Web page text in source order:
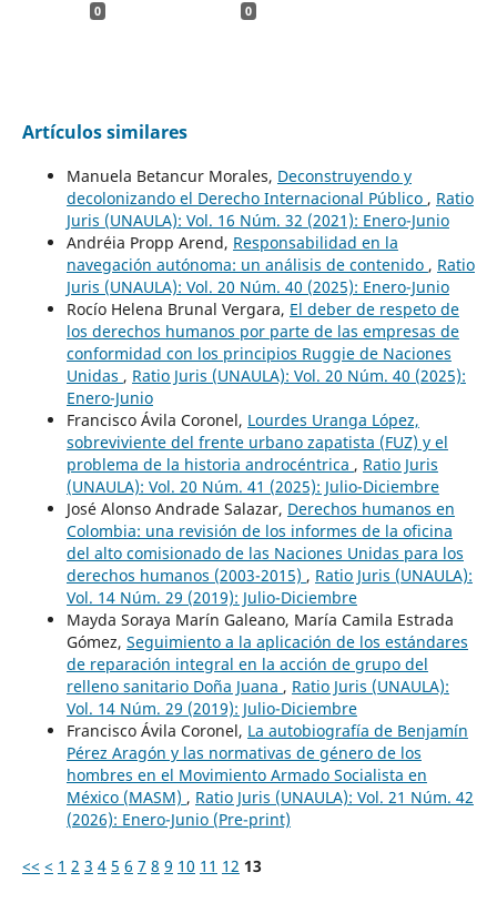
0 0
Artículos similares
Manuela Betancur Morales, Deconstruyendo y
decolonizando el Derecho Internacional Público , Ratio
Juris (UNAULA): Vol. 16 Núm. 32 (2021): Enero-Junio
Andréia Propp Arend, Responsabilidad en la
navegación autónoma: un análisis de contenido , Ratio
Juris (UNAULA): Vol. 20 Núm. 40 (2025): Enero-Junio
Rocío Helena Brunal Vergara, El deber de respeto de
los derechos humanos por parte de las empresas de
conformidad con los principios Ruggie de Naciones
Unidas , Ratio Juris (UNAULA): Vol. 20 Núm. 40 (2025):
Enero-Junio
Francisco Ávila Coronel, Lourdes Uranga López,
sobreviviente del frente urbano zapatista (FUZ) y el
problema de la historia androcéntrica , Ratio Juris
(UNAULA): Vol. 20 Núm. 41 (2025): Julio-Diciembre
José Alonso Andrade Salazar, Derechos humanos en
Colombia: una revisión de los informes de la oficina
del alto comisionado de las Naciones Unidas para los
derechos humanos (2003-2015) , Ratio Juris (UNAULA):
Vol. 14 Núm. 29 (2019): Julio-Diciembre
Mayda Soraya Marín Galeano, María Camila Estrada
Gómez, Seguimiento a la aplicación de los estándares
de reparación integral en la acción de grupo del
relleno sanitario Doña Juana , Ratio Juris (UNAULA):
Vol. 14 Núm. 29 (2019): Julio-Diciembre
Francisco Ávila Coronel, La autobiografía de Benjamín
Pérez Aragón y las normativas de género de los
hombres en el Movimiento Armado Socialista en
México (MASM) , Ratio Juris (UNAULA): Vol. 21 Núm. 42
(2026): Enero-Junio (Pre-print)
<< < 1 2 3 4 5 6 7 8 9 10 11 12 13